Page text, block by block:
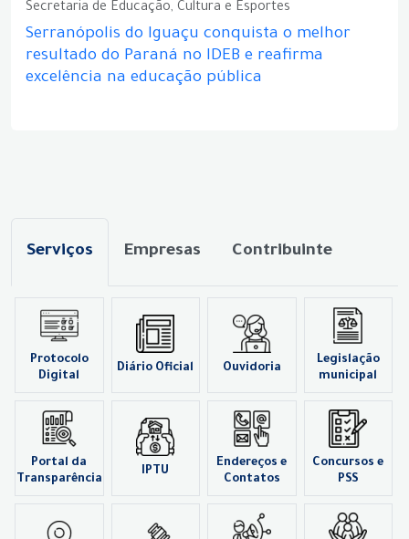
Secretaria de Educação, Cultura e Esportes
Serranópolis do Iguaçu conquista o melhor
resultado do Paraná no IDEB e reafirma
excelência na educação pública
Serviços Empresas Contribuinte
Protocolo
Digital
Diário Oficial Ouvidoria
Legislação
municipal
Portal da
Transparência
IPTU
Endereços e
Contatos
Concursos e
PSS